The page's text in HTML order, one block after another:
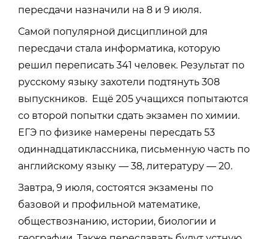
пересдачи назначили на 8 и 9 июля.
Самой популярной дисциплиной для
пересдачи стала информатика, которую
решил переписать 341 человек. Результат по
русскому языку захотели подтянуть 308
выпускников. Ещё 205 учащихся попытаются
со второй попытки сдать экзамен по химии.
ЕГЭ по физике намерены пересдать 53
одиннадцатиклассника, письменную часть по
английскому языку — 38, литературу — 20.
Завтра, 9 июля, состоятся экзамены по
базовой и профильной математике,
обществознанию, истории, биологии и